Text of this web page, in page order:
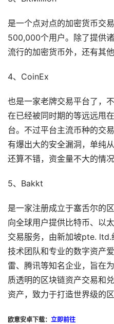
是一个点对点的加密货币交
500,000个用户。除了提供
流行的加密货币外，还有其
4、CoinEx
也是一家老牌交易平台了，
在已经被同时期的等远远甩
台。不过平台主流币种的交
有爆出大的安全漏洞，单纯
还算不错，资金量不大的情
5、Bakkt
是一家注册成立于塞舌尔的
向全球用户提供比特币、以
交易服务，由新加坡pte.
技术团队和专业的数字资产
雷、腾讯等知名企业，旨在
质透明的区块链资产交易和
资产，致力于打造世界级的
欧意安卓下载： 立即前往